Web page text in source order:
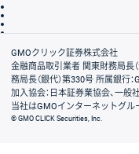
会社案内
GMOクリック証券株式会社
金融商品取引業者 関東財務局長
務局長（銀代）第330号 所属銀行
加入協会：日本証券業協会、一
当社はGMOインターネットグル
© GMO CLICK Securities, Inc.